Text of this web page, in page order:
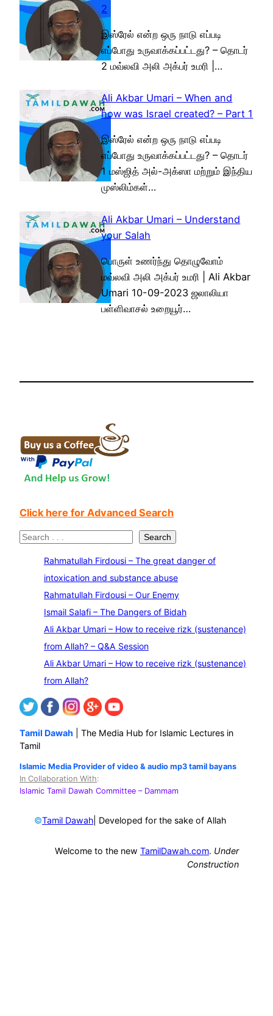
2
இஸ்ரேல் என்ற ஒரு நாடு எப்படி
எப்போது உருவாக்கப்பட்டது? – தொடர்
2 மவ்லவி அலி அக்பர் உமரி |…
Ali Akbar Umari – When and
how was Israel created? – Part 1
இஸ்ரேல் என்ற ஒரு நாடு எப்படி
எப்போது உருவாக்கப்பட்டது? – தொடர்
1 மஸ்ஜித் அல்-அக்ஸா மற்றும் இந்திய
முஸ்லிம்கள்…
Ali Akbar Umari – Understand
your Salah
பொருள் உணர்ந்து தொழுவோம்
மவ்லவி அலி அக்பர் உமரி | Ali Akbar
Umari 10-09-2023 ஜலாலியா
பள்ளிவாசல் உறையூர்…
Click here for Advanced Search
S
Search
Rahmatullah Firdousi – The great danger of
intoxication and substance abuse
Rahmatullah Firdousi – Our Enemy
Ismail Salafi – The Dangers of Bidah
Ali Akbar Umari – How to receive rizk (sustenance)
from Allah? – Q&A Session
Ali Akbar Umari – How to receive rizk (sustenance)
from Allah?
Tamil Dawah | The Media Hub for Islamic Lectures in
Tamil
Islamic Media Provider of video & audio mp3 tamil bayans
In Collaboration With:
Islamic Tamil Dawah Committee – Dammam
©Tamil Dawah | Developed for the sake of Allah
Welcome to the new TamilDawah.com. Under
Construction